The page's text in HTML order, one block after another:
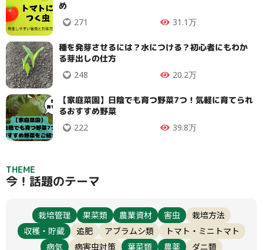
タイプ
め
271 31.1万
種を発芽させるには？水につける？初心者にもわか
る芽出しの仕方
248 20.2万
【家庭菜園】日陰でも育つ野菜7つ！気軽に育てられ
るおすすめ野菜
222 39.8万
THEME
今！話題のテーマ
栽培管理 果菜類 農業資材 害虫
栽培方法
収穫・貯蔵
追肥 アブラムシ類
トマト・ミニトマト
病気
病害虫対策 葉菜類 農薬 ダニ類